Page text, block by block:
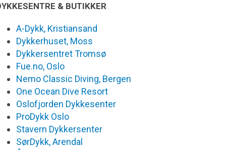
& BUTIKKER
A-Dykk, Kristiansand
Dykkerhuset, Moss
Dykkersentret Tromsø
Fue.no, Oslo
Nemo Classic Diving, Bergen
One Ocean Dive Resort
Oslofjorden Dykkesenter
ProDykk Oslo
Stavern Dykkersenter
SørDykk, Arendal